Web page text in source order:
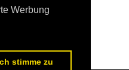
Werbung
stimme zu